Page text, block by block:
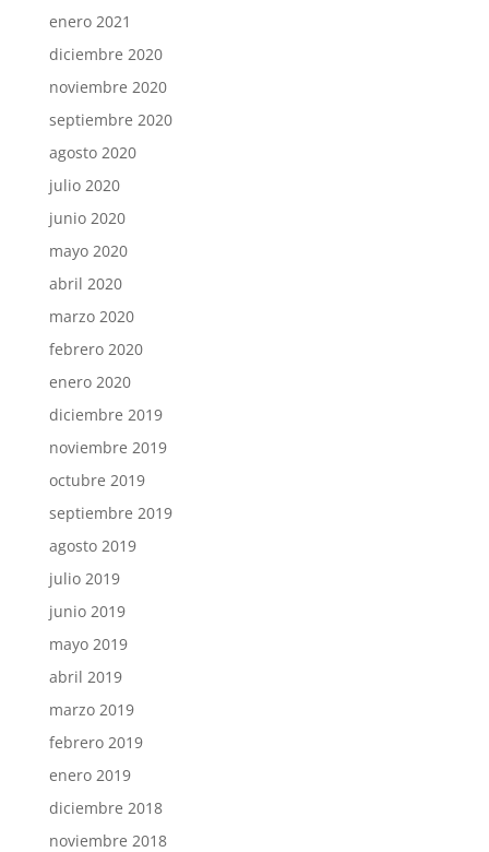
enero 2021
diciembre 2020
noviembre 2020
septiembre 2020
agosto 2020
julio 2020
junio 2020
mayo 2020
abril 2020
marzo 2020
febrero 2020
enero 2020
diciembre 2019
noviembre 2019
octubre 2019
septiembre 2019
agosto 2019
julio 2019
junio 2019
mayo 2019
abril 2019
marzo 2019
febrero 2019
enero 2019
diciembre 2018
noviembre 2018